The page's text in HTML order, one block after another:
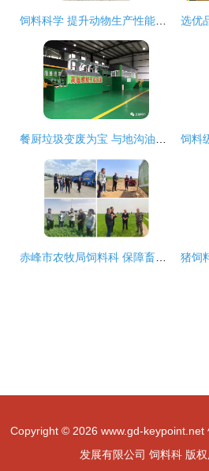
Copyright © 2026 www.gd-keypoint.net
发展有限公司 饲料科 版